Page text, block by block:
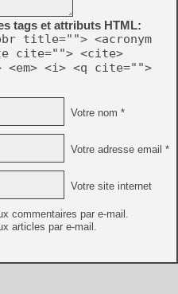
tags et attributs HTML:
title=""> <acronym
cite=""> <cite>
<em> <i> <q cite="">
Votre nom *
Votre adresse email *
Votre site internet
commentaires par e-mail.
articles par e-mail.